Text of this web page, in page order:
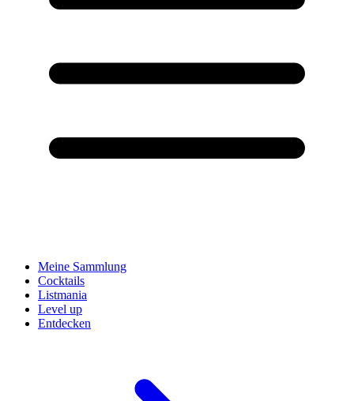
Meine Sammlung
Cocktails
Listmania
Level up
Entdecken